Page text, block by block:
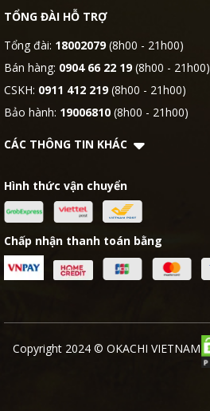
TỔNG ĐÀI HỖ TRỢ
Tổng đài: 18002079(8h00 - 21h00)
Bán hàng: 0904 66 22 19(8h00 - 21h00)
CSKH: 0911 412 219(8h00 - 21h00)
Bảo hành: 19006810 (8h00 - 21h00)
CÁC THÔNG TIN KHÁC
Hình thức vận chuyển
Chấp nhận thanh toán bằng
Copyright 2024 © OKACHI VIETNAM